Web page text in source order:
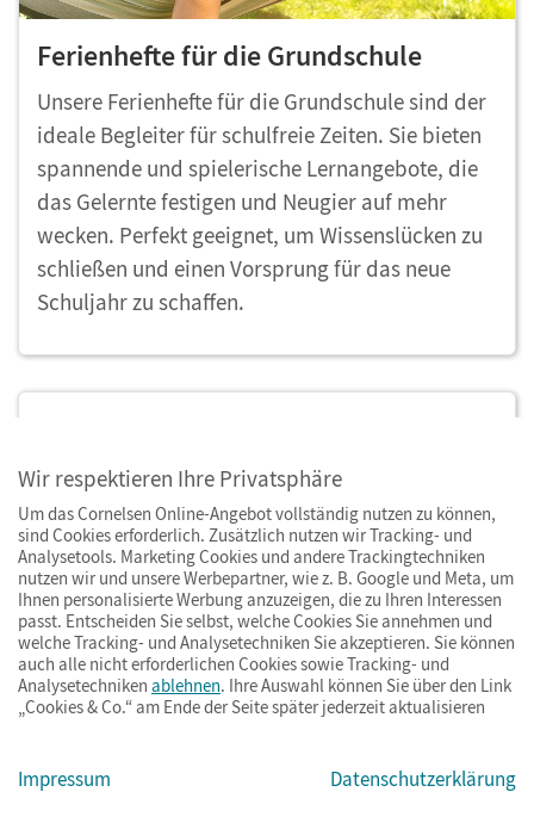
Ferienhefte für die Grundschule
Unsere Ferienhefte für die Grundschule sind der
ideale Begleiter für schulfreie Zeiten. Sie bieten
spannende und spielerische Lernangebote, die
das Gelernte festigen und Neugier auf mehr
wecken. Perfekt geeignet, um Wissenslücken zu
schließen und einen Vorsprung für das neue
Schuljahr zu schaffen.
Unsere Lernhilfen für die Grundschule machen
Lernen zum Abenteuer. Sie sind speziell darauf
ausgerichtet, junge Schülerinnen und Schüler
spielerisch in ihrer Entwicklung zu unterstützen.
Ob Lesen, Schreiben oder Rechnen - unsere
Materialien fördern Neugier und Spaß am
Lernen.
Wir respektieren Ihre Privatsphäre
Um das Cornelsen Online-Angebot vollständig nutzen zu können,
sind Cookies erforderlich. Zusätzlich nutzen wir Tracking- und
Analysetools. Marketing Cookies und andere Trackingtechniken
nutzen wir und unsere Werbepartner, wie z. B. Google und Meta, um
Ihnen personalisierte Werbung anzuzeigen, die zu Ihren Interessen
passt. Entscheiden Sie selbst, welche Cookies Sie annehmen und
welche Tracking- und Analysetechniken Sie akzeptieren. Sie können
auch alle nicht erforderlichen Cookies sowie Tracking- und
Analysetechniken ablehnen. Ihre Auswahl können Sie über den Link
„Cookies & Co.“ am Ende der Seite später jederzeit aktualisieren
Impressum Datenschutzerklärung